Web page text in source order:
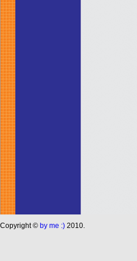
Сopyright © by me :) 2010.